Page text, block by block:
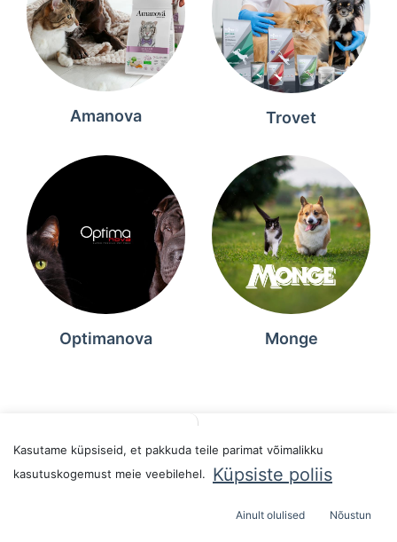
Amanova Trovet
Optimanova Monge
Kasutame küpsiseid, et pakkuda teile parimat võimalikku
kasutuskogemust meie veebilehel.
Küpsiste poliis
Ainult olulised Nõustun